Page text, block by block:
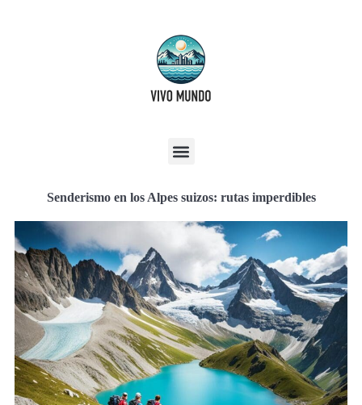
Senderismo en los Alpes suizos: rutas imperdibles